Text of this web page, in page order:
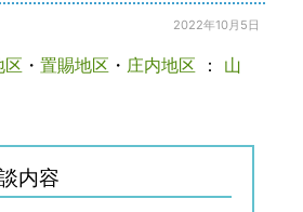
2022年10月5日
区 ・ 置賜地区 ・ 庄内地区 ： 山
内容